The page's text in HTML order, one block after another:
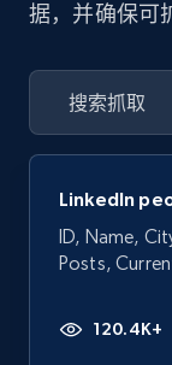
据，并确保可
LinkedIn
ID, Name,
Posts,
120.4K+